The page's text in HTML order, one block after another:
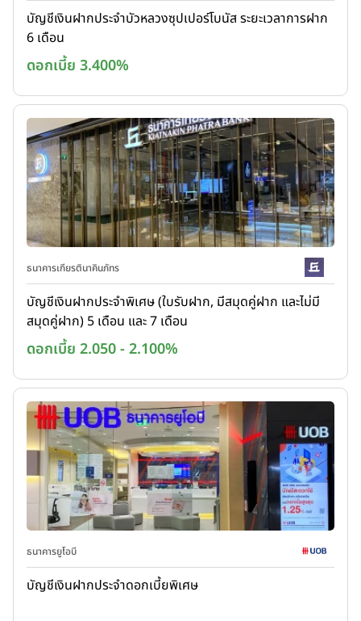
บัญชีเงินฝากประจำบัวหลวงซุปเปอร์โบนัส ระยะเวลาการฝาก
6 เดือน
ดอกเบี้ย 3.400%
ธนาคารเกียรตินาคินภัทร
บัญชีเงินฝากประจำพิเศษ (ใบรับฝาก, มีสมุดคู่ฝาก และไม่มี
สมุดคู่ฝาก) 5 เดือน และ 7 เดือน
ดอกเบี้ย 2.050 - 2.100%
ธนาคารยูโอบี
บัญชีเงินฝากประจำดอกเบี้ยพิเศษ